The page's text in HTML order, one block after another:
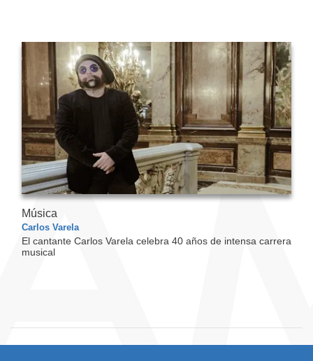
Música
Carlos Varela
El cantante Carlos Varela celebra 40 años de intensa carrera
musical